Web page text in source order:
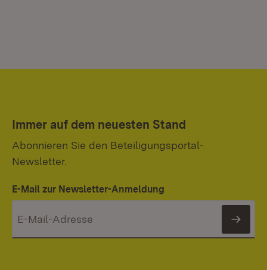
Immer auf dem neuesten Stand
Abonnieren Sie den Beteiligungsportal-
Newsletter.
E-Mail zur Newsletter-Anmeldung